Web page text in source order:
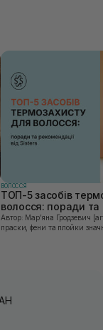
ВОЛОССЯ
ТОП-5 засобів
волосся: поради та
Sisters
Автор: Марʼяна Гродзевич [artnav] Сучасні
праски, фени та плойки